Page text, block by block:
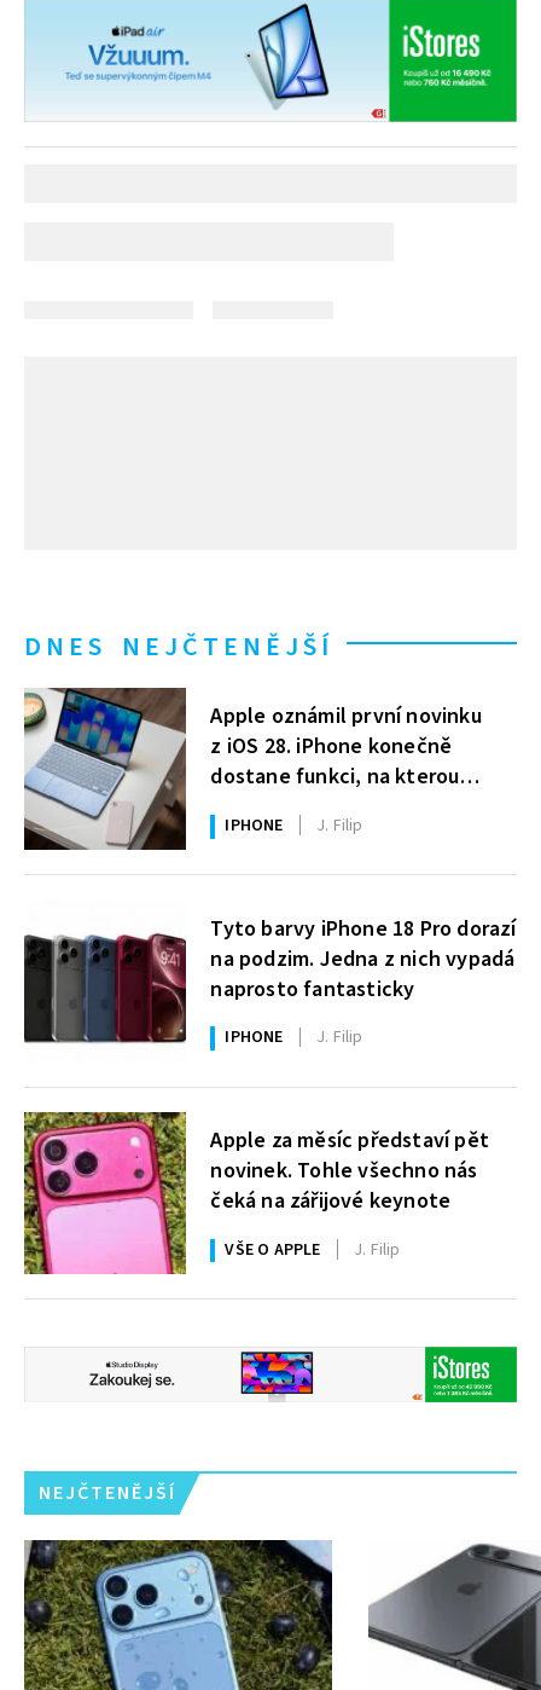
DNES NEJČTENĚJŠÍ
Apple oznámil první novinku
z iOS 28. iPhone konečně
dostane funkci, na kterou
uživatelé Windows čekají roky
IPHONE J. Filip
Tyto barvy iPhone 18 Pro dorazí
na podzim. Jedna z nich vypadá
naprosto fantasticky
IPHONE J. Filip
Apple za měsíc představí pět
novinek. Tohle všechno nás
čeká na zářijové keynote
VŠE O APPLE J. Filip
NEJČTENĚJŠÍ